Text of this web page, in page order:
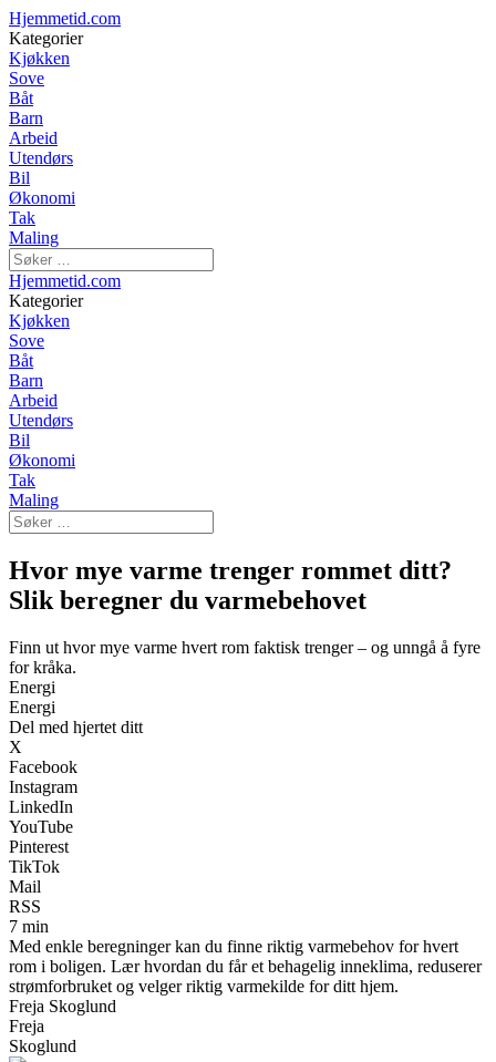
Hjemmetid.com
Kategorier
Kjøkken
Sove
Båt
Barn
Arbeid
Utendørs
Bil
Økonomi
Tak
Maling
Hjemmetid.com
Kategorier
Kjøkken
Sove
Båt
Barn
Arbeid
Utendørs
Bil
Økonomi
Tak
Maling
Hvor mye varme trenger rommet ditt?
Slik beregner du varmebehovet
Finn ut hvor mye varme hvert rom faktisk trenger – og unngå å fyre
for kråka.
Energi
Energi
Del med hjertet ditt
X
Facebook
Instagram
LinkedIn
YouTube
Pinterest
TikTok
Mail
RSS
7 min
Med enkle beregninger kan du finne riktig varmebehov for hvert
rom i boligen. Lær hvordan du får et behagelig inneklima, reduserer
strømforbruket og velger riktig varmekilde for ditt hjem.
Freja Skoglund
Freja
Skoglund